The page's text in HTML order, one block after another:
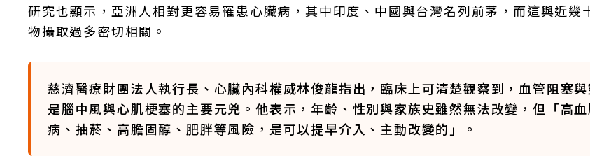
研究也顯示，亞洲人相對更容易罹患心臟病，其中印度、中國與台灣名列前茅，而這與近幾
物攝取過多密切相關。
慈濟醫療財團法人執行長、心臟內科權威林俊龍指出，臨床上可清楚觀察到，血管阻塞
是腦中風與心肌梗塞的主要元兇。他表示，年齡、性別與家族史雖然無法改變，但「高
病、抽菸、高膽固醇、肥胖等風險，是可以提早介入、主動改變的」。